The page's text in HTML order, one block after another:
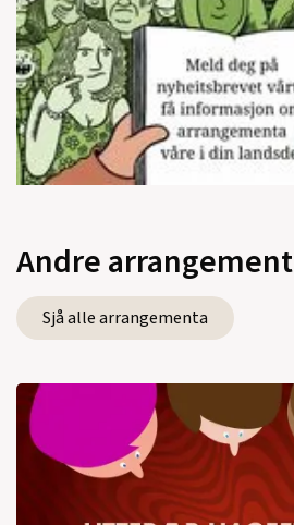
Andre arrangement
Sjå alle arrangementa